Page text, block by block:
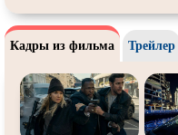
В ожидании
Кадры из фильма Трейлер